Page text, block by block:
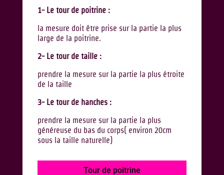
1- Le tour de poitrine :
la mesure doit être prise sur la partie la plus
large de la poitrine.
2- Le tour de taille :
prendre la mesure sur la partie la plus étroite
de la taille
3- Le tour de hanches :
prendre la mesure sur la partie la plus
généreuse du bas du corps( environ 20cm
sous la taille naturelle)
Tour de poitrine